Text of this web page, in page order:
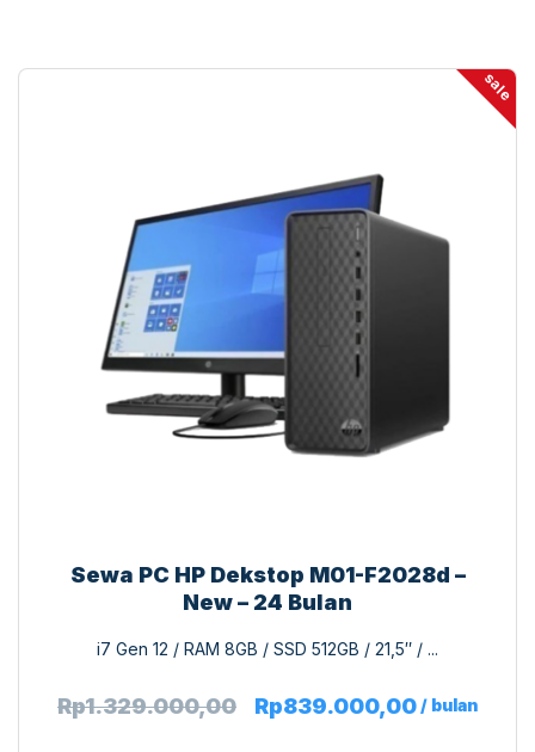
sale
Sewa PC HP Dekstop M01-F2028d –
New – 24 Bulan
i7 Gen 12 / RAM 8GB / SSD 512GB / 21,5″ / ...
Rp1.329.000,00 Rp839.000,00 / bulan